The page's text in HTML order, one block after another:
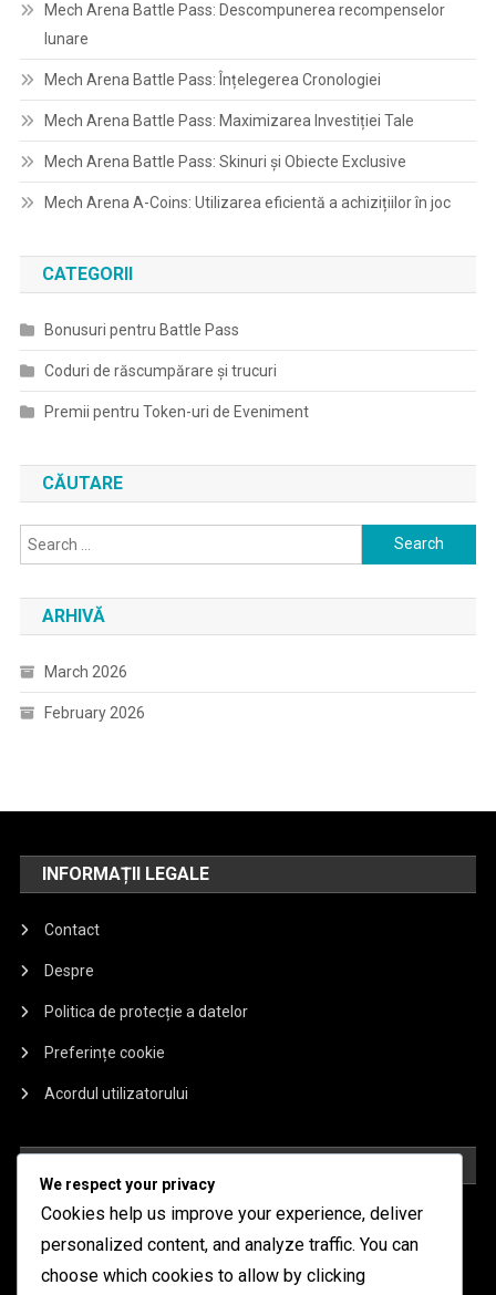
Mech Arena Battle Pass: Descompunerea recompenselor
lunare
Mech Arena Battle Pass: Înțelegerea Cronologiei
Mech Arena Battle Pass: Maximizarea Investiției Tale
Mech Arena Battle Pass: Skinuri și Obiecte Exclusive
Mech Arena A-Coins: Utilizarea eficientă a achizițiilor în joc
CATEGORII
Bonusuri pentru Battle Pass
Coduri de răscumpărare și trucuri
Premii pentru Token-uri de Eveniment
CĂUTARE
Search
for:
ARHIVĂ
March 2026
February 2026
INFORMAȚII LEGALE
Contact
Despre
Politica de protecție a datelor
Preferințe cookie
Acordul utilizatorului
Mech Arena Battle Pass: Descompunerea recompenselor
lunare
Mech Arena Battle Pass: Înțelegerea Cronologiei
We respect your privacy
Cookies help us improve your experience, deliver
personalized content, and analyze traffic. You can
choose which cookies to allow by clicking